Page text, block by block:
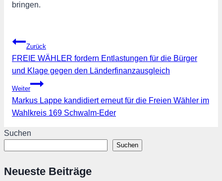
bringen.
Beitragsnavigation
Zurück
FREIE WÄHLER fordern Entlastungen für die Bürger
und Klage gegen den Länderfinanzausgleich
Weiter
Markus Lappe kandidiert erneut für die Freien Wähler im
Wahlkreis 169 Schwalm-Eder
Suchen
Suchen
Neueste Beiträge